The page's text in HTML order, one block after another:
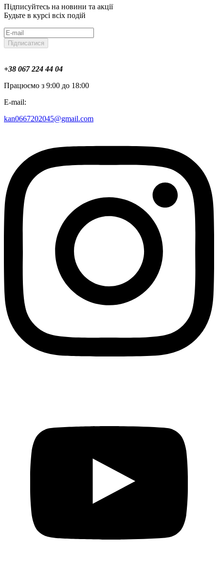
Підписуйтесь на новини та акції
Будьте в курсі всіх подій
Підписатися
+38 067 224 44 04
Працюємо з 9:00 до 18:00
E-mail:
kan0667202045@gmail.com